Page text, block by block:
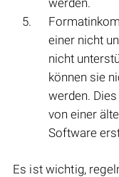
einer nicht
nicht
können sie
werden.
von einer
Software
Es ist wichtig,